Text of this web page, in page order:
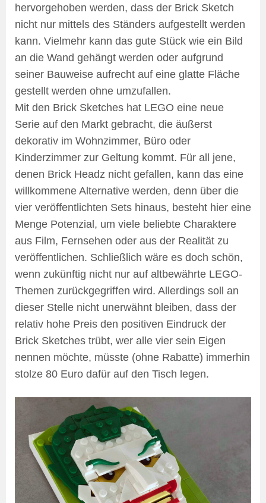
hervorgehoben werden, dass der Brick Sketch
nicht nur mittels des Ständers aufgestellt werden
kann. Vielmehr kann das gute Stück wie ein Bild
an die Wand gehängt werden oder aufgrund
seiner Bauweise aufrecht auf eine glatte Fläche
gestellt werden ohne umzufallen.
Mit den Brick Sketches hat LEGO eine neue
Serie auf den Markt gebracht, die äußerst
dekorativ im Wohnzimmer, Büro oder
Kinderzimmer zur Geltung kommt. Für all jene,
denen Brick Headz nicht gefallen, kann das eine
willkommene Alternative werden, denn über die
vier veröffentlichten Sets hinaus, besteht hier eine
Menge Potenzial, um viele beliebte Charaktere
aus Film, Fernsehen oder aus der Realität zu
veröffentlichen. Schließlich wäre es doch schön,
wenn zukünftig nicht nur auf altbewährte LEGO-
Themen zurückgegriffen wird. Allerdings soll an
dieser Stelle nicht unerwähnt bleiben, dass der
relativ hohe Preis den positiven Eindruck der
Brick Sketches trübt, wer alle vier sein Eigen
nennen möchte, müsste (ohne Rabatte) immerhin
stolze 80 Euro dafür auf den Tisch legen.